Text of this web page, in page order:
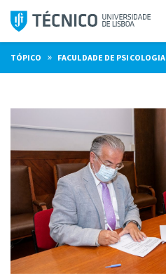
Saltar
para
o
conteúdo
TÓPICO » FACULDADE DE PSICOLOGIA